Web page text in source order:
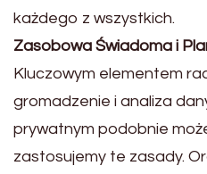
każdego z wszystkich.
Zasobowa Świadoma i
Kluczowym elementem
gromadzenie i analiza
prywatnym podobnie
zastosujemy te zasady.